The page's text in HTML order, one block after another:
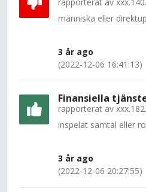
människa eller
3 år ago
(2022-12-06 16:41:13)
Finansiella
rapporterat av
inspelat samtal eller
3 år ago
(2022-12-06 20:27:55)